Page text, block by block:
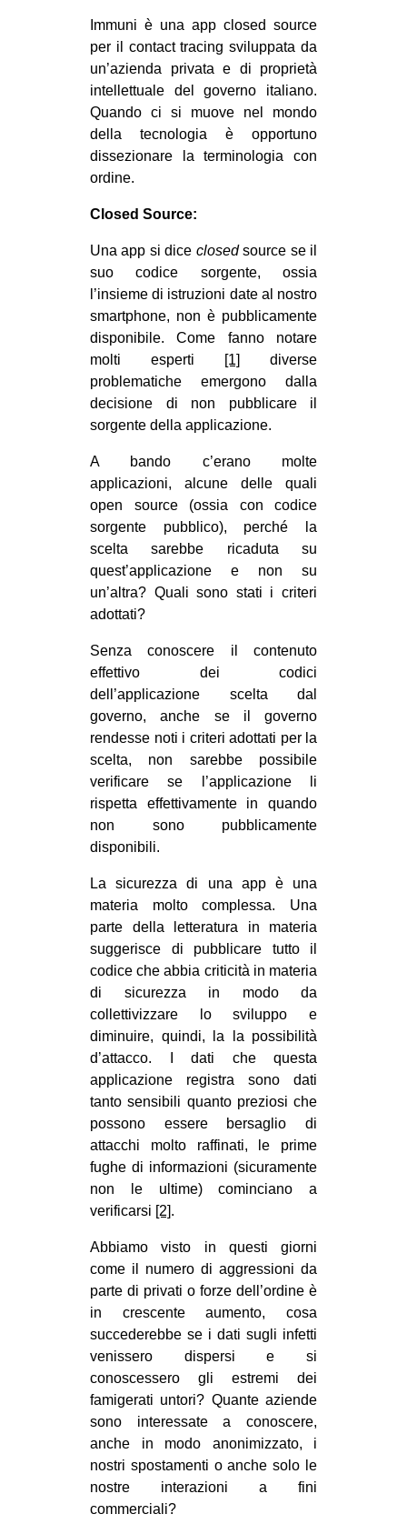
PRECARIATO
REPRESSIONE
STUDENTI
CULTURE
ARTE
MUSICA
RECENSIONI
INTERNAZIONALE
AFRICA
AMERICHE
ESTREMO ORIENTE
MEDIO ORIENTE
MONDO
EVENTI
in
tw
SEARCH
Immuni è una app closed source
per il contact tracing sviluppata da
un’azienda privata e di proprietà
intellettuale del governo italiano.
Quando ci si muove nel mondo
della tecnologia è opportuno
dissezionare la terminologia con
ordine.
Closed Source:
Una app si dice closedsource se il
suo codice sorgente, ossia
l’insieme di istruzioni date al nostro
smartphone, non è pubblicamente
disponibile. Come fanno notare
molti esperti
[1]
diverse
problematiche emergono dalla
decisione di non pubblicare il
sorgente della applicazione.
A bando c’erano molte
applicazioni, alcune delle quali
open source (ossia con codice
sorgente pubblico), perché la
scelta sarebbe ricaduta su
quest’applicazione e non su
un’altra? Quali sono stati i criteri
adottati?
Senza conoscere il contenuto
effettivo dei codici
dell’applicazione scelta dal
governo, anche se il governo
rendesse noti i criteri adottati per la
scelta, non sarebbe possibile
verificare se l’applicazione li
rispetta effettivamente in quando
non sono pubblicamente
disponibili.
La sicurezza di una app è una
materia molto complessa. Una
parte della letteratura in materia
suggerisce di pubblicare tutto il
codice che abbia criticità in materia
di sicurezza in modo da
collettivizzare lo sviluppo e
diminuire, quindi, la la possibilità
d’attacco. I dati che questa
applicazione registra sono dati
tanto sensibili quanto preziosi che
possono essere bersaglio di
attacchi molto raffinati, le prime
fughe di informazioni (sicuramente
non le ultime) cominciano a
verificarsi [2].
Abbiamo visto in questi giorni
come il numero di aggressioni da
parte di privati o forze dell’ordine è
in crescente aumento, cosa
succederebbe se i dati sugli infetti
venissero dispersi e si
conoscessero gli estremi dei
famigerati untori? Quante aziende
sono interessate a conoscere,
anche in modo anonimizzato, i
nostri spostamenti o anche solo le
nostre interazioni a fini
commerciali?